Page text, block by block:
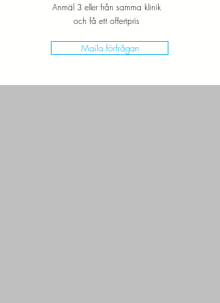
Anmäl 3 eller från samma klinik
och få ett offertpris
Maila förfrågan